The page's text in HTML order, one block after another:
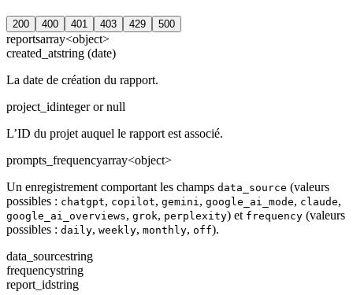
200 400 401 403 429 500
reportsarray<object>
created_atstring (date)
La date de création du rapport.
project_idinteger or null
L’ID du projet auquel le rapport est associé.
prompts_frequencyarray<object>
Un enregistrement comportant les champs data_source (valeurs
possibles : chatgpt, copilot, gemini , google_ai_mode, claude,
google_ai_overviews, grok, perplexity) et frequency (valeurs
possibles : daily, weekly, monthly, off).
data_sourcestring
frequencystring
report_idstring